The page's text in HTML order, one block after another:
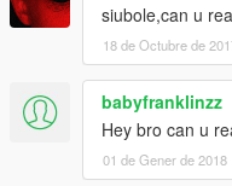
siubole,can u
18 de Octubre de
babyfranklinzz
Hey bro can u
01 de Gener de 2018